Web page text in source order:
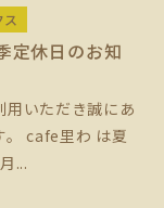
ス
定休日のお知
用いただき誠にあ
。 cafe里わ は夏
...